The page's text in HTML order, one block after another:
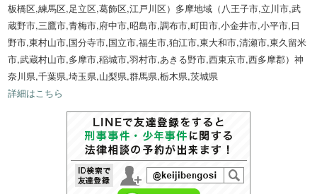
板橋区,練馬区,足立区,葛飾区,江戸川区）多摩地域（八王子市,立川市,武
蔵野市,三鷹市,青梅市,府中市,昭島市,調布市,町田市,小金井市,小平市,日
野市,東村山市,国分寺市,国立市,福生市,狛江市,東大和市,清瀬市,東久留米
市,武蔵村山市,多摩市,稲城市,羽村市,あきる野市,西東京市,西多摩郡）神
奈川県,千葉県,埼玉県,山梨県,群馬県,栃木県,茨城県
詳細はこちら